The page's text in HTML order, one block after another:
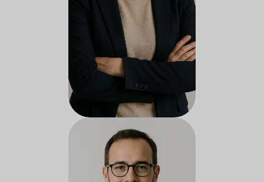
Docente do serviço de
assistência social